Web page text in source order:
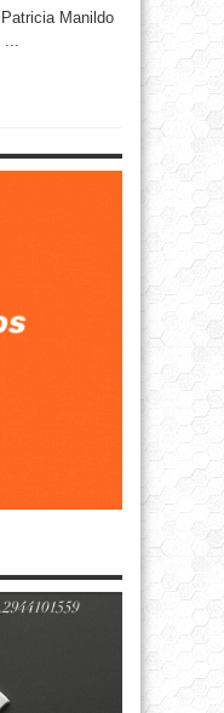
Manildo
...